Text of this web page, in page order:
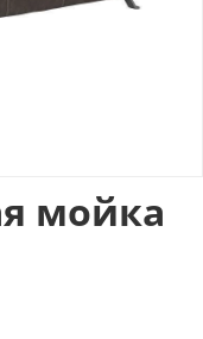
мойка